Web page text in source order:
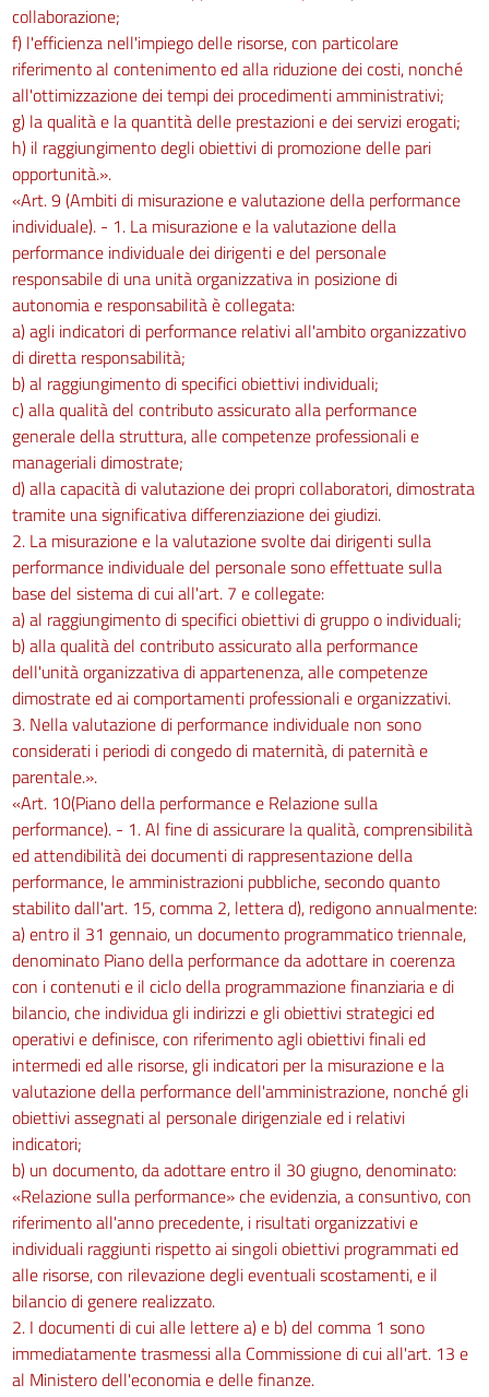
collaborazione;
f) l'efficienza nell'impiego delle risorse, con particolare
riferimento al contenimento ed alla riduzione dei costi, nonché
all'ottimizzazione dei tempi dei procedimenti amministrativi;
g) la qualità e la quantità delle prestazioni e dei servizi erogati;
h) il raggiungimento degli obiettivi di promozione delle pari
opportunità.».
«Art. 9 (Ambiti di misurazione e valutazione della performance
individuale). - 1. La misurazione e la valutazione della
performance individuale dei dirigenti e del personale
responsabile di una unità organizzativa in posizione di
autonomia e responsabilità è collegata:
a) agli indicatori di performance relativi all'ambito organizzativo
di diretta responsabilità;
b) al raggiungimento di specifici obiettivi individuali;
c) alla qualità del contributo assicurato alla performance
generale della struttura, alle competenze professionali e
manageriali dimostrate;
d) alla capacità di valutazione dei propri collaboratori, dimostrata
tramite una significativa differenziazione dei giudizi.
2. La misurazione e la valutazione svolte dai dirigenti sulla
performance individuale del personale sono effettuate sulla
base del sistema di cui all'art. 7 e collegate:
a) al raggiungimento di specifici obiettivi di gruppo o individuali;
b) alla qualità del contributo assicurato alla performance
dell'unità organizzativa di appartenenza, alle competenze
dimostrate ed ai comportamenti professionali e organizzativi.
3. Nella valutazione di performance individuale non sono
considerati i periodi di congedo di maternità, di paternità e
parentale.».
«Art. 10(Piano della performance e Relazione sulla
performance). - 1. Al fine di assicurare la qualità, comprensibilità
ed attendibilità dei documenti di rappresentazione della
performance, le amministrazioni pubbliche, secondo quanto
stabilito dall'art. 15, comma 2, lettera d), redigono annualmente:
a) entro il 31 gennaio, un documento programmatico triennale,
denominato Piano della performance da adottare in coerenza
con i contenuti e il ciclo della programmazione finanziaria e di
bilancio, che individua gli indirizzi e gli obiettivi strategici ed
operativi e definisce, con riferimento agli obiettivi finali ed
intermedi ed alle risorse, gli indicatori per la misurazione e la
valutazione della performance dell'amministrazione, nonché gli
obiettivi assegnati al personale dirigenziale ed i relativi
indicatori;
b) un documento, da adottare entro il 30 giugno, denominato:
«Relazione sulla performance» che evidenzia, a consuntivo, con
riferimento all'anno precedente, i risultati organizzativi e
individuali raggiunti rispetto ai singoli obiettivi programmati ed
alle risorse, con rilevazione degli eventuali scostamenti, e il
bilancio di genere realizzato.
2. I documenti di cui alle lettere a) e b) del comma 1 sono
immediatamente trasmessi alla Commissione di cui all'art. 13 e
al Ministero dell'economia e delle finanze.